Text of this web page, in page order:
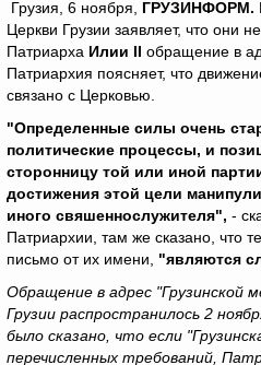
Грузия, 6 ноября, ГРУЗИНФОРМ.
Церкви Грузии заявляет, что они
Патриарха Илии II обращение в
Патриархия поясняет, что
связано с Церковью.
"Определенные силы очень
политические процессы, и
сторонницу той или иной
достижения этой цели
иного свяшеннослужителя", -
Патриархии, там же сказано, что
письмо от их имени, "являются
Обращение в адрес "Грузинской
Грузии распространилось 2
было сказано, что если
перечисленных требований,